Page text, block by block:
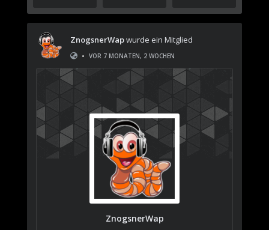
ZnogsnerWapwurde ein Mitglied
• VOR 7 MONATEN, 2 WOCHEN
ZnogsnerWap